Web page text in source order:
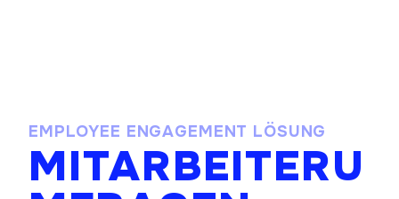
EMPLOYEE ENGAGEMENT LÖSUNG
MITARBEITERU